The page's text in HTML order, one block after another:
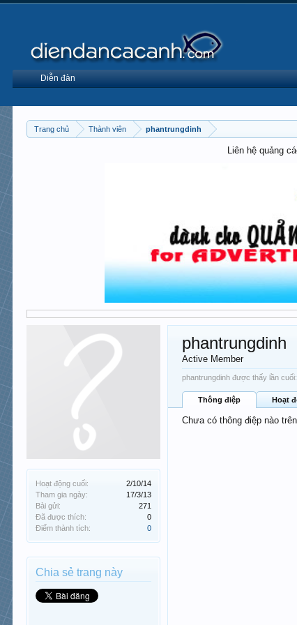
Trang chủ Thành viên phantrungdinh
Liên hệ quảng
Hoạt động cuối:
2/10/14
Tham gia ngày:
17/3/13
Bài gửi:
271
Đã được thích:
0
Điểm thành tích:
0
Chia sẻ trang này
phantrungdinh
Active Member
phantrungdinh được thấy lần cuối:
Thông điệp Hoạt
Chưa có thông điệp nào
Diễn đàn